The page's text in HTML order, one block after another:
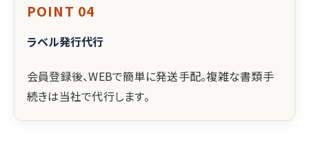
POINT 04
ラベル発行代行
会員登録後、WEBで簡単に発送手配。複雑な書類手
続きは当社で代行します。